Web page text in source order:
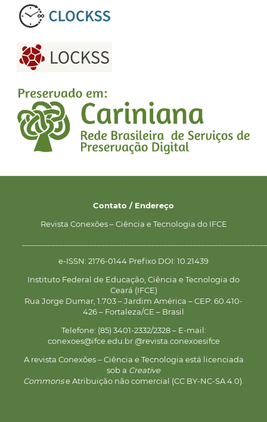
Contato / Endereço
Revista Conexões – Ciência e Tecnologia do IFCE
e-ISSN: 2176-0144 Prefixo DOI: 10.21439
Instituto Federal de Educação, Ciência e Tecnologia do
Ceará (IFCE)
Rua Jorge Dumar, 1.703 – Jardim América – CEP: 60.410-
426 – Fortaleza/CE – Brasil
Telefone: (85) 3401-2332/2328 – E-mail:
conexoes@ifce.edu.br @revista.conexoesifce
A revista Conexões – Ciência e Tecnologia está licenciada
sob a Creative
Commonse Atribuição não comercial (CC BY-NC-SA 4.0).